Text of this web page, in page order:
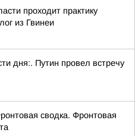
проходит практику
из Гвинеи
дня:. Путин провел встречу
сводка. Фронтовая